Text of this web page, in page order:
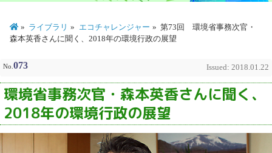
ライブラリ エコチャレンジャー
第73回 環境省事務次官・
森本英香さんに聞く、2018年の環境行政の展望
No. 073 Issued: 2018.01.22
環境省事務次官・森本英香さんに聞く、
2018年の環境行政の展望